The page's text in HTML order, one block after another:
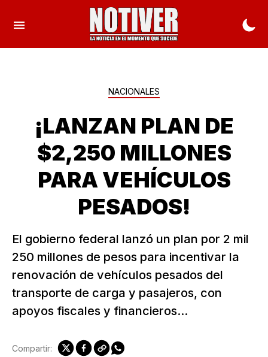
NACIONALES
¡LANZAN PLAN DE
$2,250 MILLONES
PARA VEHÍCULOS
PESADOS!
El gobierno federal lanzó un plan por 2 mil
250 millones de pesos para incentivar la
renovación de vehículos pesados del
transporte de carga y pasajeros, con
apoyos fiscales y financieros...
Compartir: